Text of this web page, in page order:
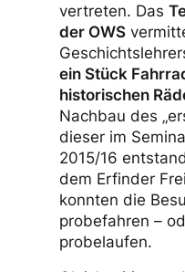
vertreten. Das
der OWS
ein Stück
historischen
Nachbau des
dieser im
2015/16
dem Erfinder
konnten die
probefahren –
probelaufen.